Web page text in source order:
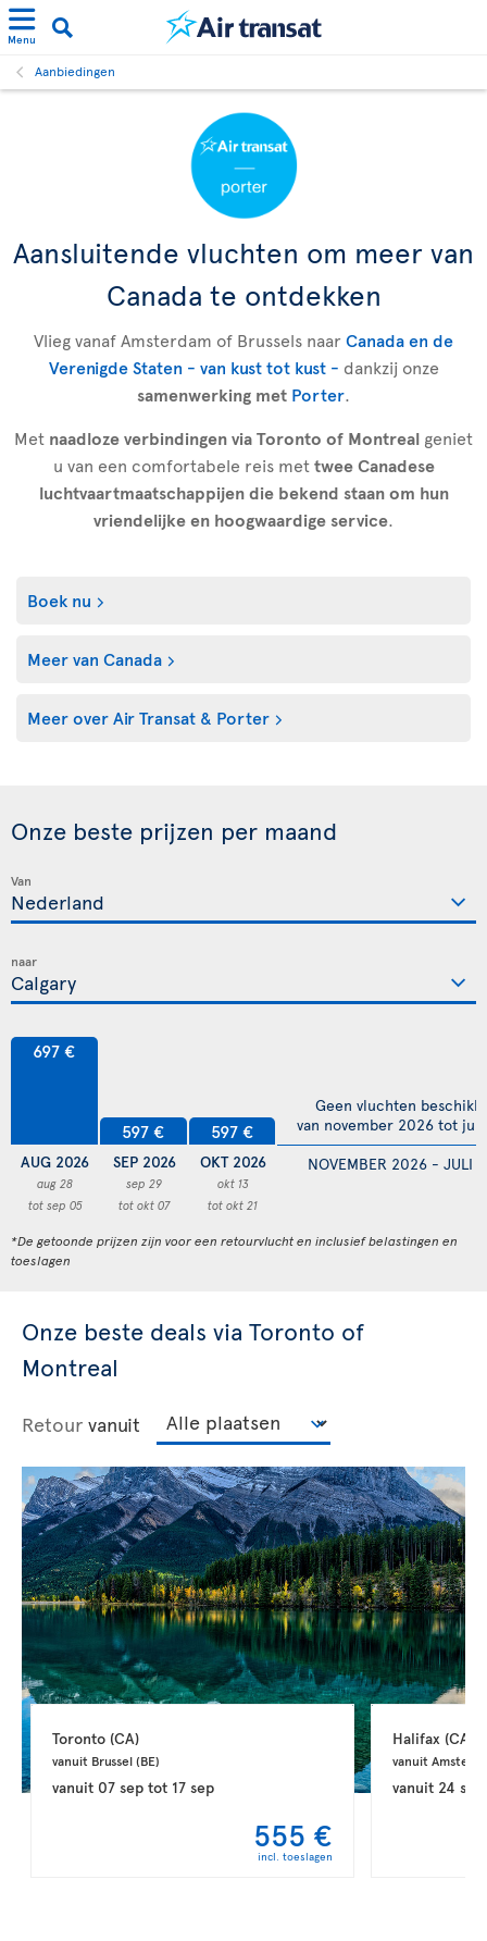
Menu
Aanbiedingen
Aansluitende vluchten om meer van
Canada te ontdekken
Vlieg vanaf Amsterdam of Brussels naarCanada en de
Verenigde Staten - van kust tot kust - dankzij onze
samenwerking met Porter.
Met naadloze verbindingen via Toronto of Montreal geniet
u van een comfortabele reis mettwee Canadese
luchtvaartmaatschappijen die bekend staan om hun
vriendelijke en hoogwaardige service.
Boek nu
Meer van Canada
Meer over Air Transat & Porter
Onze beste prijzen per maand
Van
naar
697 €
AUG 2026
aug 28
tot sep 05
597 €
SEP 2026
sep 29
tot okt 07
597 €
OKT 2026
okt 13
tot okt 21
NOVEMBER 2026 - JULI
Geen vluchten
van november 2026 tot
*De getoonde prijzen zijn voor een retourvlucht en inclusief belastingen en
toeslagen
Onze beste deals via Toronto of
Montreal
Retour vanuit
Toronto (CA)
vanuit Brussel (BE)
vanuit 07 septot 17 sep
555 €
incl. toeslagen
Halifax (CA)
vanuit
vanuit 24 sep